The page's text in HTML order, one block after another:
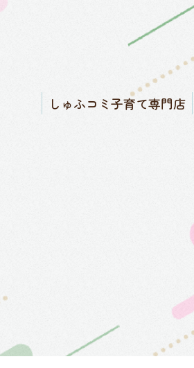
しゅふコミ子育て専門店